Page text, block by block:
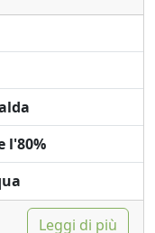
consumare la
gli altri pasti della
ricette della
quanto più
frutta,
o di aziende
un ampio
di accesso alle
l'80%
Leggi di più